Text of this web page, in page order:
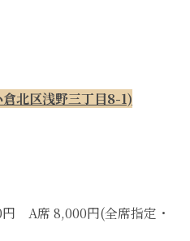
北区浅野三丁目8-1)
A席 8,000円(全席指定・